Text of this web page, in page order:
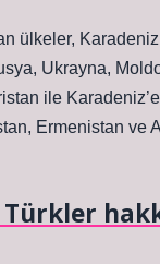
ülkeler,
Ukrayna,
ile Karadeniz’e
Ermenistan ve